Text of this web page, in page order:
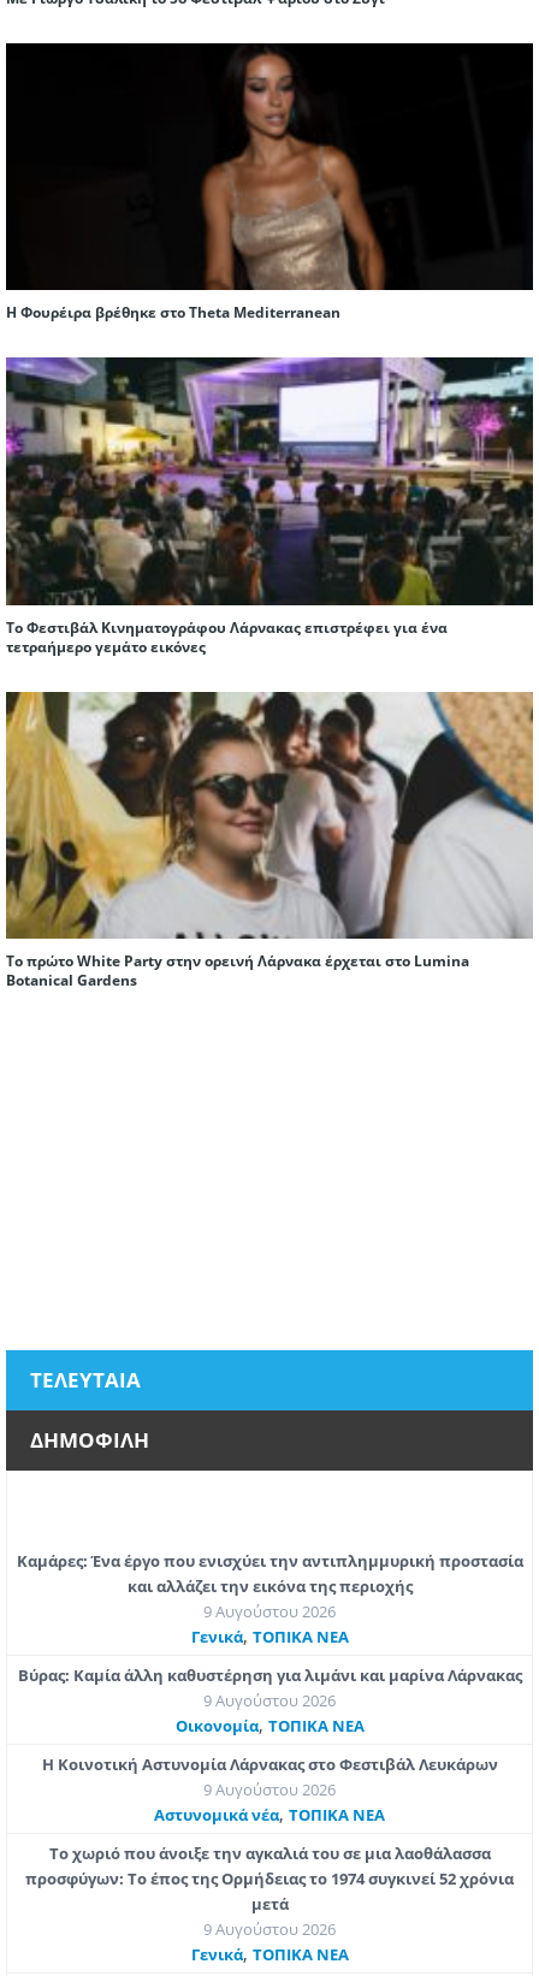
Η Φουρέιρα βρέθηκε στο Theta Mediterranean
Το Φεστιβάλ Κινηματογράφου Λάρνακας επιστρέφει για ένα
τετραήμερο γεμάτο εικόνες
Το πρώτο White Party στην ορεινή Λάρνακα έρχεται στο Lumina
Botanical Gardens
ΤΕΛΕΥΤΑΙΑ
ΔΗΜΟΦΙΛΗ
Καμάρες: Ένα έργο που ενισχύει την αντιπλημμυρική προστασία
και αλλάζει την εικόνα της περιοχής
9 Αυγούστου 2026
Γενικά, ΤΟΠΙΚΑ ΝΕΑ
Βύρας: Καμία άλλη καθυστέρηση για λιμάνι και μαρίνα Λάρνακας
9 Αυγούστου 2026
Οικονομία, ΤΟΠΙΚΑ ΝΕΑ
Η Κοινοτική Αστυνομία Λάρνακας στο Φεστιβάλ Λευκάρων
9 Αυγούστου 2026
Aστυνομικά νέα, ΤΟΠΙΚΑ ΝΕΑ
Το χωριό που άνοιξε την αγκαλιά του σε μια λαοθάλασσα
προσφύγων: Το έπος της Ορμήδειας το 1974 συγκινεί 52 χρόνια
μετά
9 Αυγούστου 2026
Γενικά, ΤΟΠΙΚΑ ΝΕΑ